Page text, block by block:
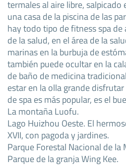
termales al aire libre, salpicado
una casa de la piscina de las
hay todo tipo de fitness spa
de la salud, en el área de la
marinas en la burbuja de
también puede ocultar en la
de baño de medicina
estar en la olla grande
de spa es más popular, es el
La montaña Luofu.
Lago Huizhou Oeste. El
XVII, con pagoda y jardines.
Parque Forestal Nacional de
Parque de la granja Wing Kee.